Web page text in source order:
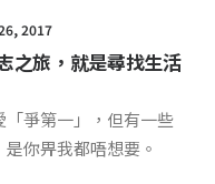
2017
之旅，就是尋找生活
「爭第一」，但有一些
你畀我都唔想要。